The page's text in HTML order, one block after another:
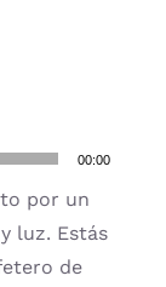
00:00
por un
luz. Estás
de